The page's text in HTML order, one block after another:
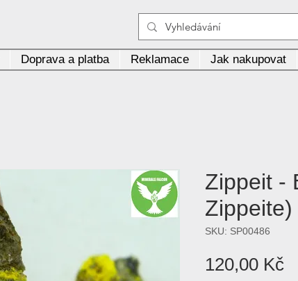
Doprava a platba Reklamace Jak nakupovat
Zippeit -
Zippeite)
SKU: SP00486
120,00 Kč